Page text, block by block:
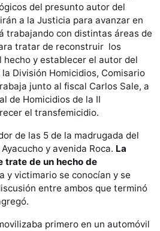
del presunto autor del
a la Justicia para avanzar en
trabajando con distintas áreas de
tratar de reconstruir los
y establecer el autor del
División Homicidios, Comisario
junto al fiscal Carlos Sale, a
de Homicidios de la II
el transfemicidio.
de las 5 de la madrugada del
y avenida Roca. La
trate de un hecho de
y victimario se conocían y se
entre ambos que terminó
primero en un automóvil